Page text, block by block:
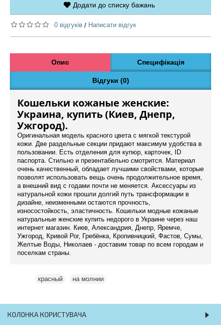
Додати до списку бажань
0 відгуків / Написати відгук
Опис Специфікація
Відгуки (0)
Кошельки кожаные женские:
Украина, купить (Киев, Днепр,
Ужгород).
Оригинальная модель красного цвета с мягкой текстурой
кожи. Две раздельные секции придают максимум удобства в
пользовании. Есть отделения для купюр, карточек, ID
паспорта. Стильно и презентабельно смотрится. Материал
очень качественный, обладает лучшими свойствами, которые
позволят использовать вещь очень продолжительное время,
а внешний вид с годами почти не меняется. Аксессуары из
натуральной кожи прошли долгий путь трансформации в
дизайне, неизменными остаются прочность,
износостойкость, эластичность. Кошельки модные кожаные
натуральные женские купить недорого в Украине через наш
интернет магазин. Киев, Александрия, Днепр, Яремче,
Ужгород, Кривой Рог, Гребёнка, Кропивницкий, Фастов, Сумы,
Желтые Воды, Николаев - доставим товар по всем городам и
поселкам страны.
красный на молнии
КОЛОНКА КОРИСТУВАЧА